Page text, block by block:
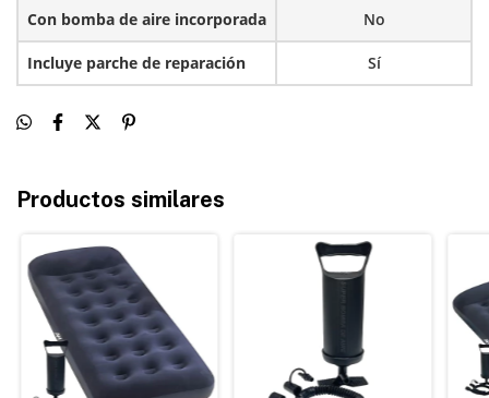
Con bomba de aire incorporada No
Incluye parche de reparación Sí
Productos similares